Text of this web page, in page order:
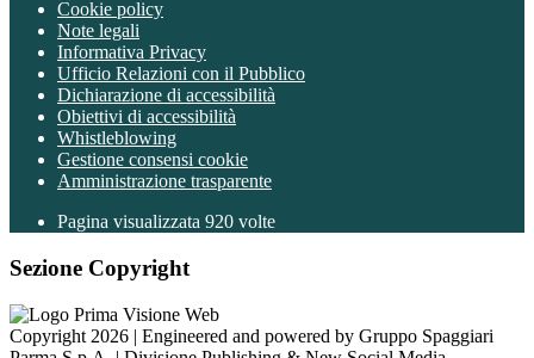
Cookie policy
Note legali
Informativa Privacy
Ufficio Relazioni con il Pubblico
Dichiarazione di accessibilità
Obiettivi di accessibilità
Whistleblowing
Gestione consensi cookie
Amministrazione trasparente
Pagina visualizzata 920 volte
Sezione Copyright
Copyright 2026 | Engineered and powered by Gruppo Spaggiari